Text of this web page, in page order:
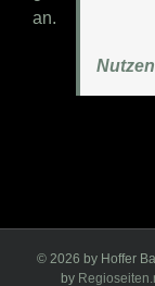
an.
© 2026 by Hoffer
by